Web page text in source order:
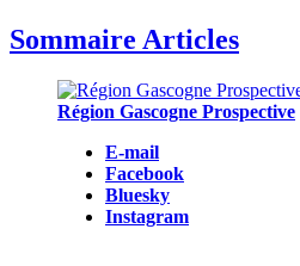
Sommaire Articles
Région Gascogne Prospective
E-mail
Facebook
Bluesky
Instagram